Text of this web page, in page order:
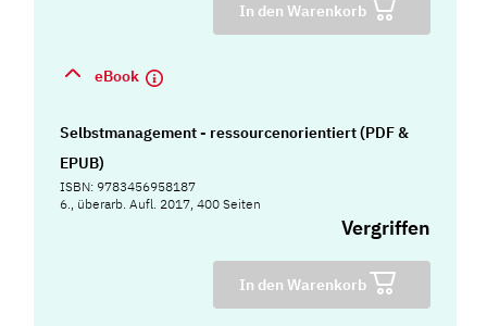
In den Warenkorb
eBook
Selbstmanagement - ressourcenorientiert (PDF &
EPUB)
ISBN: 9783456958187
6., überarb. Aufl. 2017, 400 Seiten
Vergriffen
In den Warenkorb